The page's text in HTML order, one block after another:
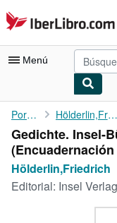
Pasar al contenido
IberLibro.com
Menú
Mi cuenta
Consultar mis pedidos
Búsqueda avanzada
Colecciones
Portada Hölderlin,Friedrich
Gedichte. Insel-
Hölderlin,Friedrich
Editorial: Insel